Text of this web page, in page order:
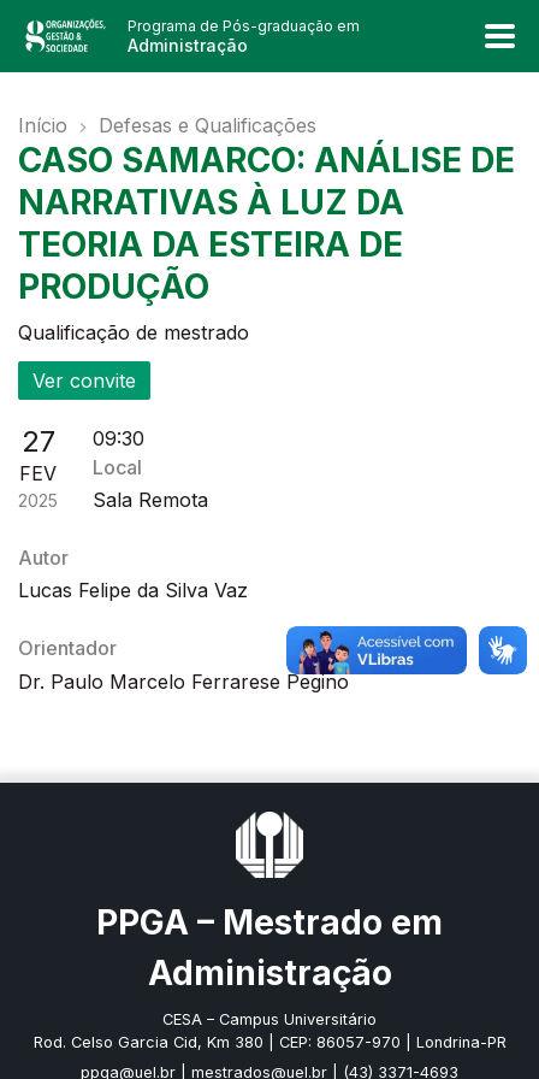
Programa de Pós-graduação em
Administração
Início Defesas e Qualificações
CASO SAMARCO: ANÁLISE DE
NARRATIVAS À LUZ DA
TEORIA DA ESTEIRA DE
PRODUÇÃO
Qualificação de mestrado
Ver convite
Autor
Lucas Felipe da Silva Vaz
Orientador
Dr. Paulo Marcelo Ferrarese Pegino
27
FEV
2025
09:30
Local
Sala Remota
PPGA – Mestrado em
Administração
CESA – Campus Universitário
Rod. Celso Garcia Cid, Km 380 | CEP: 86057-970 | Londrina-PR
ppga@uel.br
mestrados@uel.br | (43) 3371-4693